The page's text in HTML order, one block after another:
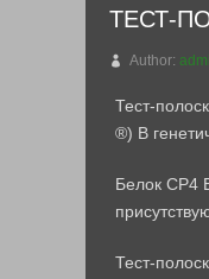
ТЕСТ-
Author:
Тест-
®) В
Белок CP4
Тест-